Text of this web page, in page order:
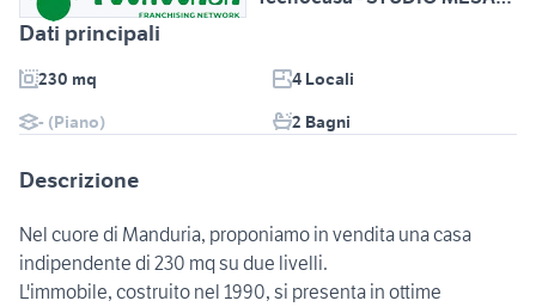
Dati principali
230 mq
4 Locali
- (Piano)
2 Bagni
Descrizione
Nel cuore di Manduria, proponiamo in vendita una casa
indipendente di 230 mq su due livelli.
L'immobile, costruito nel 1990, si presenta in ottime